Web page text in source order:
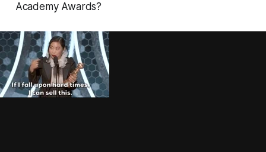
Academy Awards?